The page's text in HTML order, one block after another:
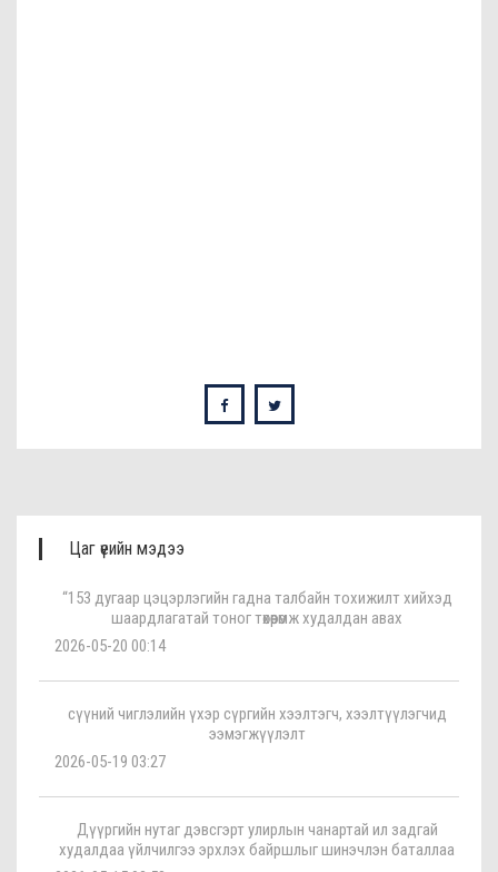
Цаг үеийн мэдээ
“153 дугаар цэцэрлэгийн гадна талбайн тохижилт хийхэд
шаардлагатай тоног төхөөрөмж худалдан авах
2026-05-20 00:14
сүүний чиглэлийн үхэр сүргийн хээлтэгч, хээлтүүлэгчид
ээмэгжүүлэлт
2026-05-19 03:27
Дүүргийн нутаг дэвсгэрт улирлын чанартай ил задгай
худалдаа үйлчилгээ эрхлэх байршлыг шинэчлэн баталлаа